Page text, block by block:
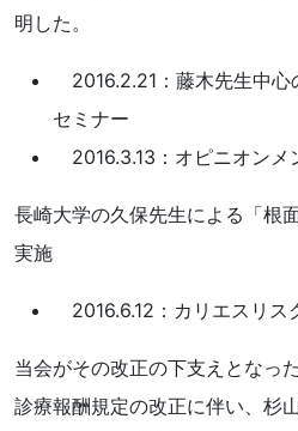
明した。
2016.2.21：藤木先生中心
セミナー
2016.3.13：オピニオンメ
長崎大学の久保先生による「根
実施
2016.6.12：カリエスリス
当会がその改正の下支えとなっ
診療報酬規定の改正に伴い、杉